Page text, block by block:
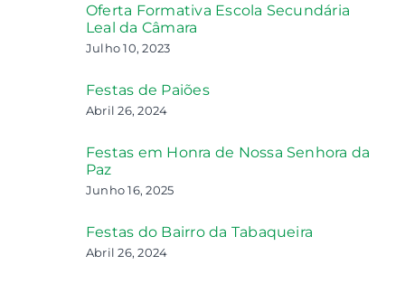
Oferta Formativa Escola Secundária
Leal da Câmara
Julho 10, 2023
Festas de Paiões
Abril 26, 2024
Festas em Honra de Nossa Senhora da
Paz
Junho 16, 2025
Festas do Bairro da Tabaqueira
Abril 26, 2024